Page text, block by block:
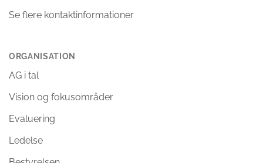
Se flere kontaktinformationer
ORGANISATION
AG i tal
Vision og fokusområder
Evaluering
Ledelse